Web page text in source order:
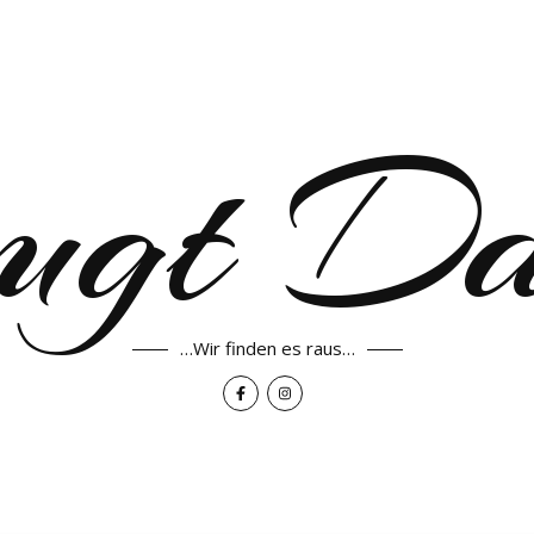
…Wir finden es raus…